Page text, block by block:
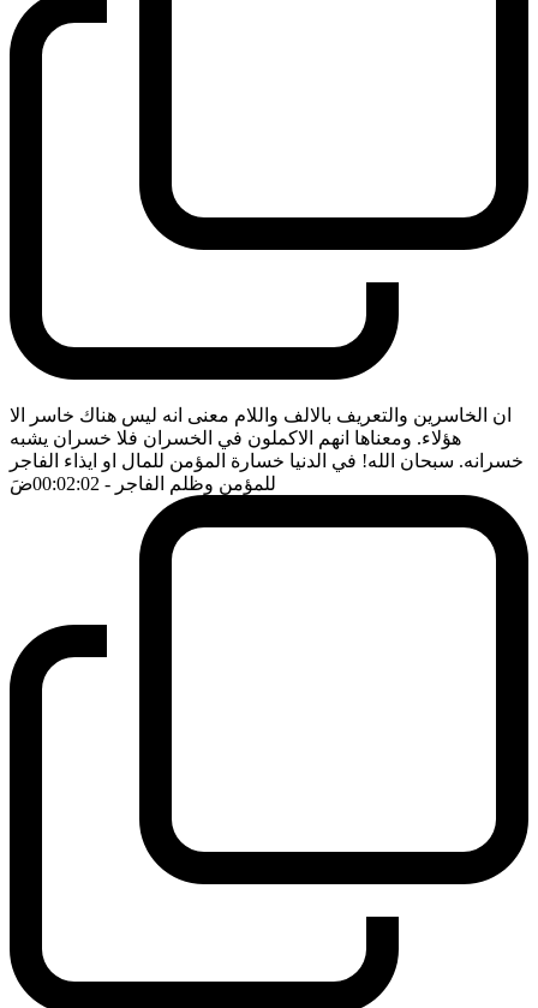
ان الخاسرين والتعريف بالالف واللام معنى انه ليس هناك خاسر الا
هؤلاء. ومعناها انهم الاكملون في الخسران فلا خسران يشبه
خسرانه. سبحان الله! في الدنيا خسارة المؤمن للمال او ايذاء الفاجر
للمؤمن وظلم الفاجر - 00:02:02 ضَ